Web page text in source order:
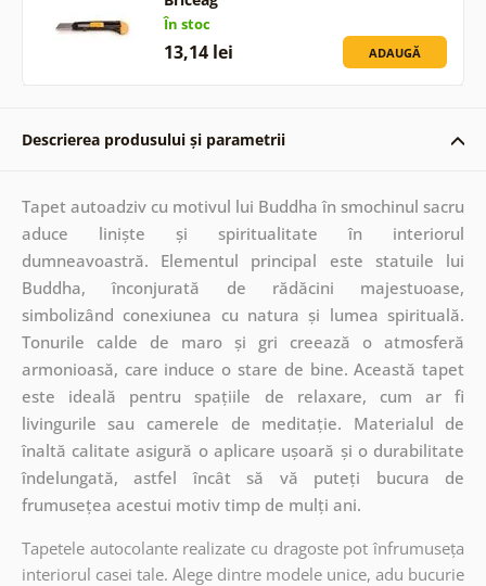
În stoc
13,14 lei ADAUGĂ
Descrierea produsului și parametrii
Tapet autoadziv cu motivul lui Buddha în smochinul sacru
aduce liniște și spiritualitate în interiorul
dumneavoastră. Elementul principal este statuile lui
Buddha, înconjurată de rădăcini majestuoase,
simbolizând conexiunea cu natura și lumea spirituală.
Tonurile calde de maro și gri creează o atmosferă
armonioasă, care induce o stare de bine. Această tapet
este ideală pentru spațiile de relaxare, cum ar fi
livingurile sau camerele de meditație. Materialul de
înaltă calitate asigură o aplicare ușoară și o durabilitate
îndelungată, astfel încât să vă puteți bucura de
frumusețea acestui motiv timp de mulți ani.
Tapetele autocolante realizate cu dragoste pot înfrumuseța
interiorul casei tale. Alege dintre modele unice, adu bucurie